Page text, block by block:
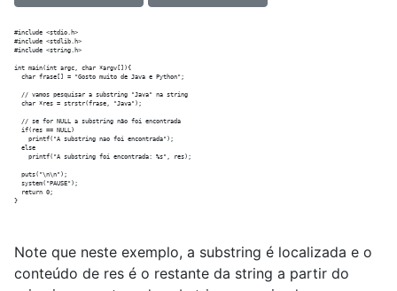
#include <stdio.h>
#include <stdlib.h>
#include <string.h>
int main(int argc, char *argv[]){
  char frase[] = "Gosto muito de Java e Python";
  // vamos pesquisar a substring "Java" na string
  char *res = strstr(frase, "Java");
  // se for NULL a substring não foi encontrada
  if(res == NULL)
    printf("A substring nao foi encontrada");
  else
    printf("A substring foi encontrada: %s", res);
  puts("\n\n");
  system("PAUSE");
  return 0;
Note que neste exemplo, a substring é localizada e o
conteúdo de res é o restante da string a partir do